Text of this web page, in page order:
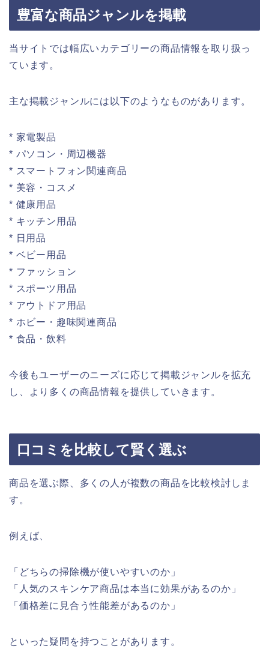
豊富な商品ジャンルを掲載
当サイトでは幅広いカテゴリーの商品情報を取り扱っ
ています。
主な掲載ジャンルには以下のようなものがあります。
* 家電製品
* パソコン・周辺機器
* スマートフォン関連商品
* 美容・コスメ
* 健康用品
* キッチン用品
* 日用品
* ベビー用品
* ファッション
* スポーツ用品
* アウトドア用品
* ホビー・趣味関連商品
* 食品・飲料
今後もユーザーのニーズに応じて掲載ジャンルを拡充
し、より多くの商品情報を提供していきます。
口コミを比較して賢く選ぶ
商品を選ぶ際、多くの人が複数の商品を比較検討しま
す。
例えば、
「どちらの掃除機が使いやすいのか」
「人気のスキンケア商品は本当に効果があるのか」
「価格差に見合う性能差があるのか」
といった疑問を持つことがあります。